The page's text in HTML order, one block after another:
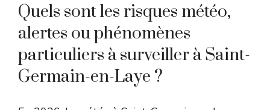
Quels sont les risques météo,
alertes ou phénomènes
particuliers à surveiller à Saint-
Germain-en-Laye ?